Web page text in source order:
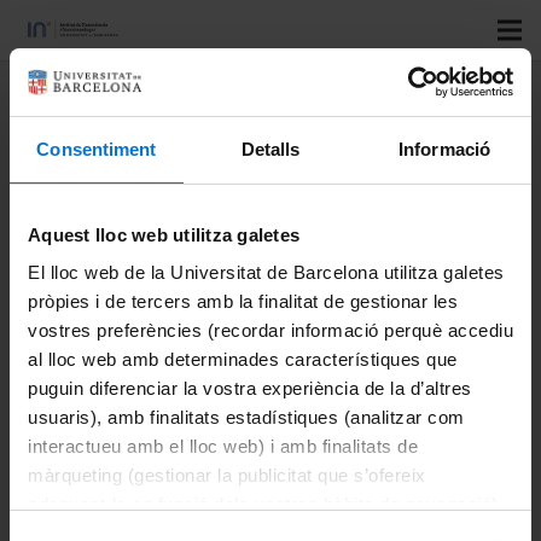
Consentiment Detalls Informació
Aquest lloc web utilitza galetes
El lloc web de la Universitat de Barcelona utilitza galetes
pròpies i de tercers amb la finalitat de gestionar les
vostres preferències (recordar informació perquè accediu
al lloc web amb determinades característiques que
puguin diferenciar la vostra experiència de la d’altres
usuaris), amb finalitats estadístiques (analitzar com
interactueu amb el lloc web) i amb finalitats de
màrqueting (gestionar la publicitat que s’ofereix
Title: Ferroelectric phase
transitions in epitaxial
antiferroelectric PbZrO3 thin
Authors:Dufour, P ; Maroutian, T; Vallet, M; Patel, K ;
Chanthbouala, A; Jacquemont, C; Yedra, L; Humbert, V ;
Godel, F ; Xu, B ; Prosandeev, S; Bellaiche, L; Otonicar, M;
Fusil, S; Dkhil, B; Garcia, V.
Journal:
Applied Physics Reviews
Vol:10
Number:2
Start page: